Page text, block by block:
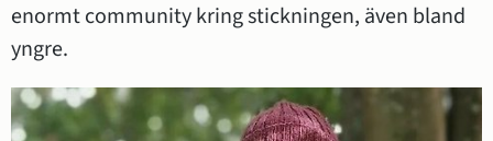
enormt community kring stickningen, även bland
yngre.